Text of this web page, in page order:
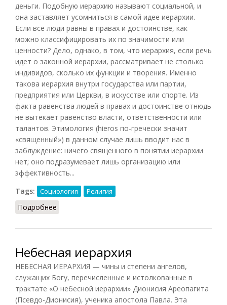
деньги. Подобную иерархию называют социальной, и
она заставляет усомниться в самой идее иерархии.
Если все люди равны в правах и достоинстве, как
можно классифицировать их по значимости или
ценности? Дело, однако, в том, что иерархия, если речь
идет о законной иерархии, рассматривает не столько
индивидов, сколько их функции и творения. Именно
такова иерархия внутри государства или партии,
предприятия или Церкви, в искусстве или спорте. Из
факта равенства людей в правах и достоинстве отнюдь
не вытекает равенство власти, ответственности или
талантов. Этимология (hieros по-гречески значит
«священный») в данном случае лишь вводит нас в
заблуждение: ничего священного в понятии иерархии
нет; оно подразумевает лишь организацию или
эффективность...
Tags:
Социология Религия
Подробнее
Небесная иерархия
НЕБЕСНАЯ ИЕРАРХИЯ — чины и степени ангелов,
служащих Богу, перечисленные и истолкованные в
трактате «О небесной иерархии» Дионисия Ареопагита
(Псевдо-Дионисия), ученика апостола Павла. Эта